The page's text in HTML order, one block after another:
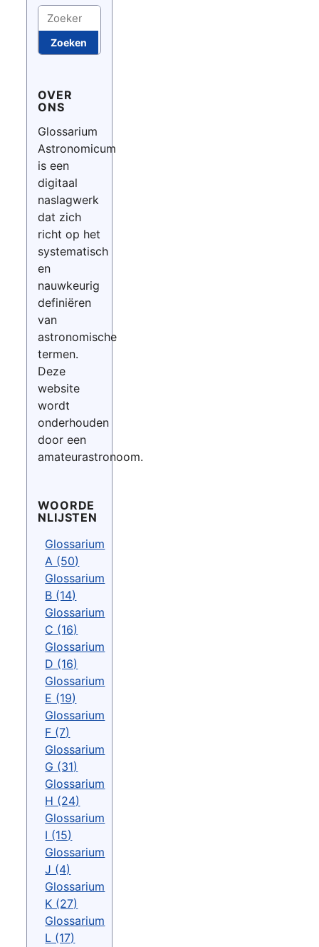
Zoeken
Zoeken
OVER
ONS
Glossarium
Astronomicum
is een
digitaal
naslagwerk
dat zich
richt op het
systematisch
en
nauwkeurig
definiëren
van
astronomische
termen.
Deze
website
wordt
onderhouden
door een
amateurastronoom.
WOORDE
NLIJSTEN
Glossarium
A (50)
Glossarium
B (14)
Glossarium
C (16)
Glossarium
D (16)
Glossarium
E (19)
Glossarium
F (7)
Glossarium
G (31)
Glossarium
H (24)
Glossarium
I (15)
Glossarium
J (4)
Glossarium
K (27)
Glossarium
L (17)